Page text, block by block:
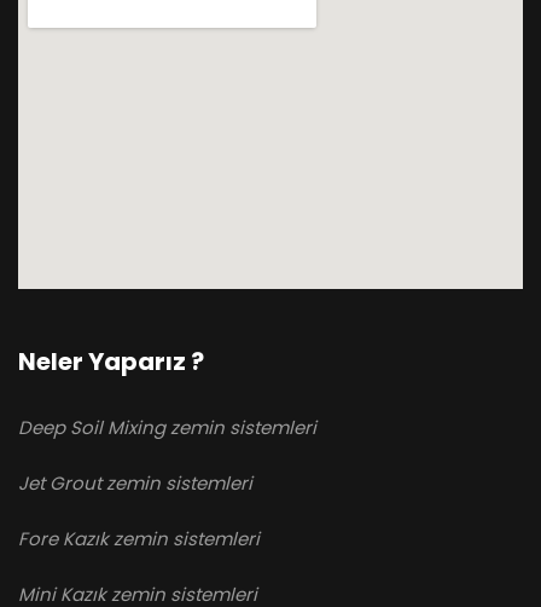
Neler Yaparız ?
Deep Soil Mixing zemin sistemleri
Jet Grout zemin sistemleri
Fore Kazık zemin sistemleri
Mini Kazık zemin sistemleri